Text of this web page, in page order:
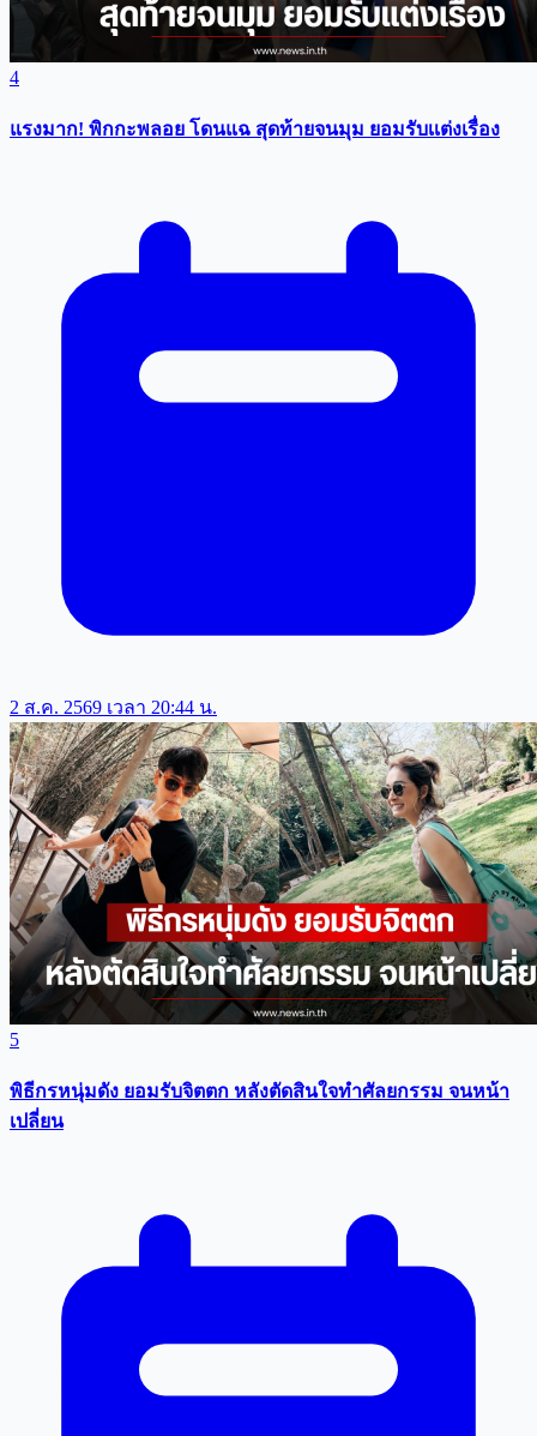
4
แรงมาก! พิกกะพลอย โดนแฉ สุดท้ายจนมุม ยอมรับเเต่งเรื่อง
2 ส.ค. 2569 เวลา 20:44 น.
5
พิธีกรหนุ่มดัง ยอมรับจิตตก หลังตัดสินใจทำศัลยกรรม จนหน้า
เปลี่ยน